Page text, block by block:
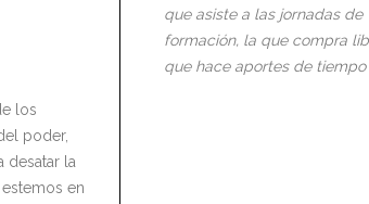
los
poder,
desatar la
en
que asiste a las jornadas de
formación, la que compra
que hace aportes de tiempo